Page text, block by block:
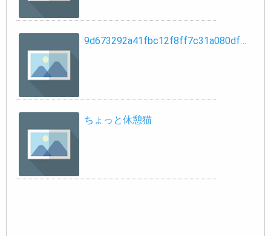
9d673292a41fbc12f8ff7c31a080df…
ちょっと休憩猫